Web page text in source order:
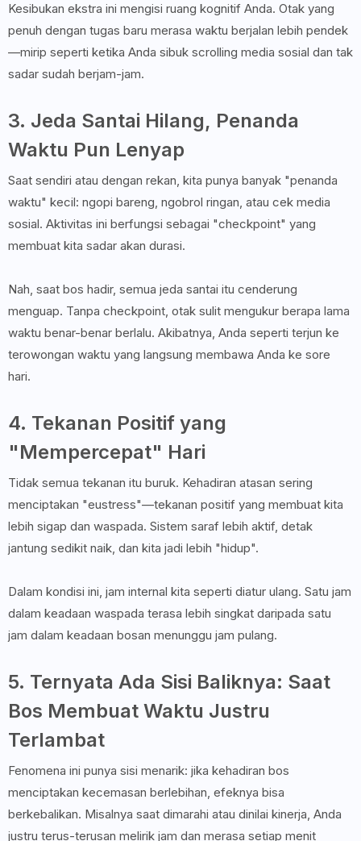
Kesibukan ekstra ini mengisi ruang kognitif Anda. Otak yang
penuh dengan tugas baru merasa waktu berjalan lebih pendek
—mirip seperti ketika Anda sibuk scrolling media sosial dan tak
sadar sudah berjam-jam.
3. Jeda Santai Hilang, Penanda
Waktu Pun Lenyap
Saat sendiri atau dengan rekan, kita punya banyak "penanda
waktu" kecil: ngopi bareng, ngobrol ringan, atau cek media
sosial. Aktivitas ini berfungsi sebagai "checkpoint" yang
membuat kita sadar akan durasi.
Nah, saat bos hadir, semua jeda santai itu cenderung
menguap. Tanpa checkpoint, otak sulit mengukur berapa lama
waktu benar-benar berlalu. Akibatnya, Anda seperti terjun ke
terowongan waktu yang langsung membawa Anda ke sore
hari.
4. Tekanan Positif yang
"Mempercepat" Hari
Tidak semua tekanan itu buruk. Kehadiran atasan sering
menciptakan "eustress"—tekanan positif yang membuat kita
lebih sigap dan waspada. Sistem saraf lebih aktif, detak
jantung sedikit naik, dan kita jadi lebih "hidup".
Dalam kondisi ini, jam internal kita seperti diatur ulang. Satu jam
dalam keadaan waspada terasa lebih singkat daripada satu
jam dalam keadaan bosan menunggu jam pulang.
5. Ternyata Ada Sisi Baliknya: Saat
Bos Membuat Waktu Justru
Terlambat
Fenomena ini punya sisi menarik: jika kehadiran bos
menciptakan kecemasan berlebihan, efeknya bisa
berkebalikan. Misalnya saat dimarahi atau dinilai kinerja, Anda
justru terus-terusan melirik jam dan merasa setiap menit